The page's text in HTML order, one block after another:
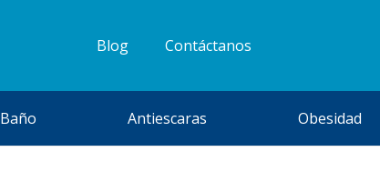
Blog Contáctanos
Baño Antiescaras Obesidad